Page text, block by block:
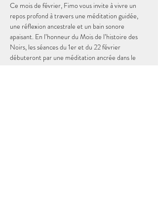
Ce mois de février, Fimo vous invite à vivre un
repos profond à travers une méditation guidée,
une réflexion ancestrale et un bain sonore
apaisant. En l’honneur du Mois de l’histoire des
Noirs, les séances du 1er et du 22 février
débuteront par une méditation ancrée dans le